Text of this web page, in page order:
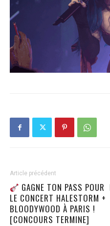
Article précédent
GAGNE TON PASS POUR
LE CONCERT HALESTORM +
BLOODYWOOD À PARIS !
[CONCOURS TERMINE]